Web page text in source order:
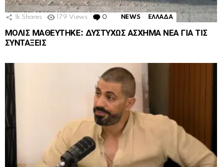
1k Shares 179 Views 0 Comments
NEWS ΕΛΛΑΔΑ
ΜΟΛΙΣ ΜΑΘΕΥΤΗΚΕ: ΔΥΣΤΥΧΩΣ ΑΣΧΗΜΑ ΝΕΑ ΓΙΑ ΤΙΣ
ΣΥΝΤΑΞΕΙΣ